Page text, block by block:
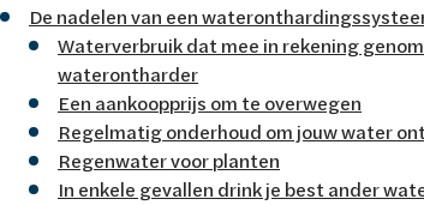
De nadelen van een
Waterverbruik dat mee in rekening
waterontharder
Een aankoopprijs om te overwegen
Regelmatig onderhoud om jouw water
Regenwater voor planten
In enkele gevallen drink je best ander